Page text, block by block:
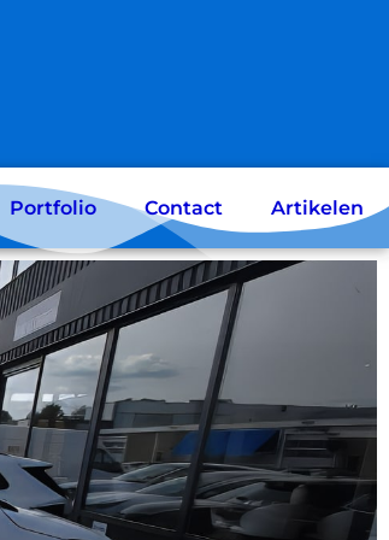
Portfolio Contact Artikelen